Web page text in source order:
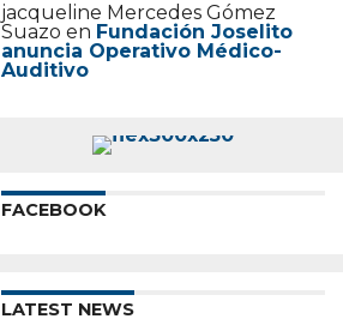
jacqueline Mercedes Gómez
Suazo en Fundación Joselito
anuncia Operativo Médico-
Auditivo
FACEBOOK
LATEST NEWS